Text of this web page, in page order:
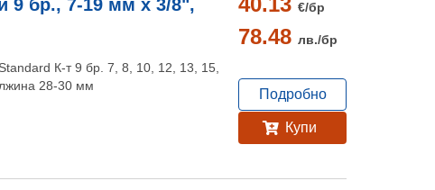
9 бр., 7-19 мм х 3/8",
К-т 9 бр. 7, 8, 10, 12, 13, 15,
28-30 мм
€/бр
78.48 лв./бр
Подробно
Купи